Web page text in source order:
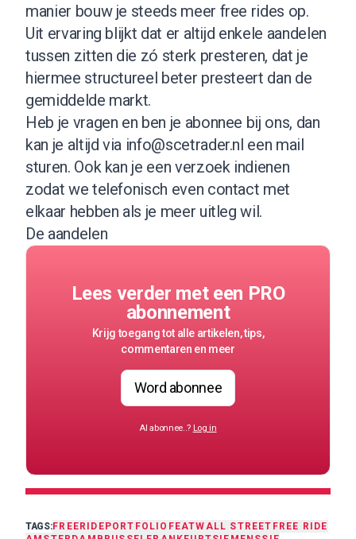
manier bouw je steeds meer free rides op.
Uit ervaring blijkt dat er altijd enkele aandelen
tussen zitten die zó sterk presteren, dat je
hiermee structureel beter presteert dan de
gemiddelde markt.
Heb je vragen en ben je abonnee bij ons, dan
kan je altijd via info@scetrader.nl een mail
sturen. Ook kan je een verzoek indienen
zodat we telefonisch even contact met
elkaar hebben als je meer uitleg wil.
De aandelen
Lees verder met een PRO
abonnement
Krijg toegang tot alle artikelen, tips,
commentaren en meer
Word abonnee
Al abonnee..? Log in
TAGS:FREERIDEPORTFOLIO FEATWALL STREET FREE RIDE